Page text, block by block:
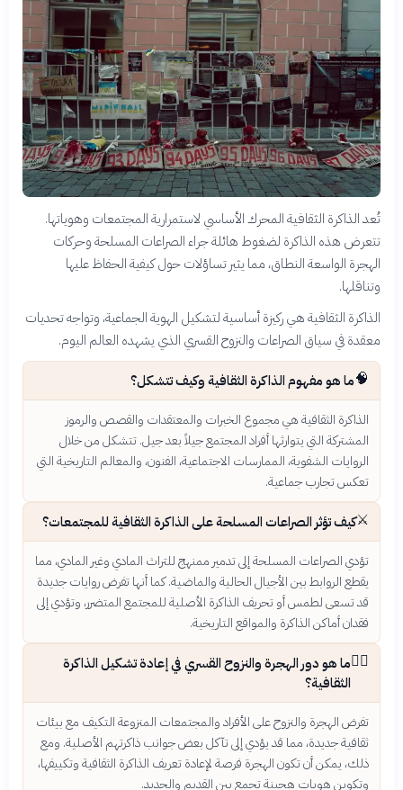
تُعد الذاكرة الثقافية المحرك الأساسي لاستمرارية المجتمعات وهوياتها.
تتعرض هذه الذاكرة لضغوط هائلة جراء الصراعات المسلحة وحركات
الهجرة الواسعة النطاق، مما يثير تساؤلات حول كيفية الحفاظ عليها
وتناقلها.
الذاكرة الثقافية هي ركيزة أساسية لتشكيل الهوية الجماعية، وتواجه تحديات
معقدة في سياق الصراعات والنزوح القسري الذي يشهده العالم اليوم.
🧠ما هو مفهوم الذاكرة الثقافية وكيف تتشكل؟
الذاكرة الثقافية هي مجموع الخبرات والمعتقدات والقصص والرموز
المشتركة التي يتوارثها أفراد المجتمع جيلاً بعد جيل. تتشكل من خلال
الروايات الشفوية، الممارسات الاجتماعية، الفنون، والمعالم التاريخية التي
تعكس تجارب جماعية.
⚔️كيف تؤثر الصراعات المسلحة على الذاكرة الثقافية للمجتمعات؟
تؤدي الصراعات المسلحة إلى تدمير ممنهج للتراث المادي وغير المادي، مما
يقطع الروابط بين الأجيال الحالية والماضية. كما أنها تفرض روايات جديدة
قد تسعى لطمس أو تحريف الذاكرة الأصلية للمجتمع المتضرر، وتؤدي إلى
فقدان أماكن الذاكرة والمواقع التاريخية.
🚶‍♀️ما هو دور الهجرة والنزوح القسري في إعادة تشكيل الذاكرة
الثقافية؟
تفرض الهجرة والنزوح على الأفراد والمجتمعات المنزوعة التكيف مع بيئات
ثقافية جديدة، مما قد يؤدي إلى تآكل بعض جوانب ذاكرتهم الأصلية. ومع
ذلك، يمكن أن تكون الهجرة فرصة لإعادة تعريف الذاكرة الثقافية وتكييفها،
وتكوين هويات هجينة تجمع بين القديم والجديد.